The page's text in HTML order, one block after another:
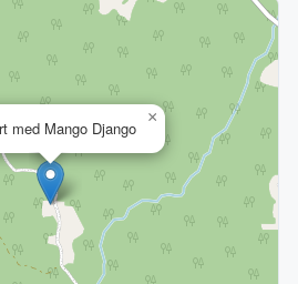
med Mango Django
×